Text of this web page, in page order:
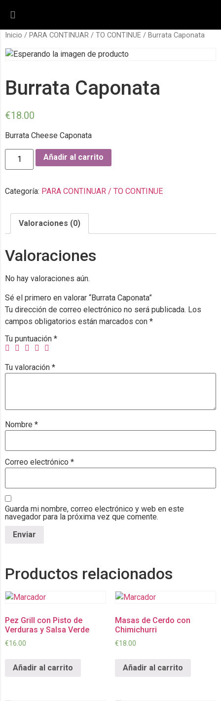
Inicio / PARA CONTINUAR / TO CONTINUE / Burrata Caponata
Burrata Caponata
€18.00
Burrata Cheese Caponata
Añadir al carrito
Categoría: PARA CONTINUAR / TO CONTINUE
Valoraciones (0)
Valoraciones
No hay valoraciones aún.
Sé el primero en valorar “Burrata Caponata”
Tu dirección de correo electrónico no será publicada. Los
campos obligatorios están marcados con *
Tu puntuación *
Tu valoración *
Nombre *
Correo electrónico *
Guarda mi nombre, correo electrónico y web en este
navegador para la próxima vez que comente.
Productos relacionados
Pez Grill con Pisto de
Verduras y Salsa Verde
€16.00
Añadir al carrito
Masas de Cerdo con
Chimichurri
€18.00
Añadir al carrito